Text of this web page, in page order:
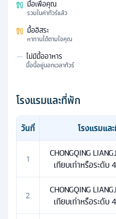
มื้อเพื่อคุณ
รวมในค่าทัวร์แล้ว
มื้ออิสระ
หาทานได้ตามใจคุณ
— ไม่มีมื้ออาหาร
มื้อนี้อยู่นอกเวลาทัวร์
โรงแรมและที่พัก
วันที่ โรงแรมแล
1
CHONGQING
เทียบเท่าหรือระดับ
2
CHONGQING
เทียบเท่าหรือระดับ